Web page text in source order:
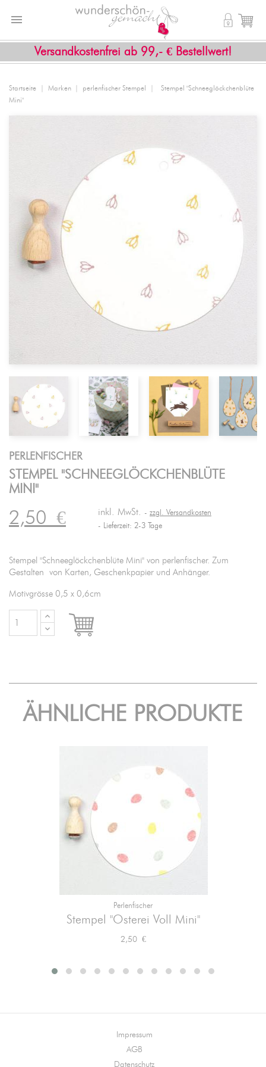
Versandkostenfrei ab 99,- € Bestellwert!
 shopping_cart

Startseite Marken perlenfischer Stempel
Stempel "Schneeglöckchenblüte
Mini"
PERLENFISCHER
STEMPEL "SCHNEEGLÖCKCHENBLÜTE
MINI"
2,50€ inkl. MwSt.
zzgl. Versandkosten
Lieferzeit: 2-3 Tage
Stempel "Schneeglöckchenblüte Mini" von perlenfischer. Zum
Gestalten von Karten, Geschenkpapier und Anhänger.
Motivgrösse 0,5 x 0,6cm

ÄHNLICHE PRODUKTE
Perlenfischer
Stempel "Osterei Voll Mini"
Preis
2,50 €
Impressum
AGB
Datenschutz